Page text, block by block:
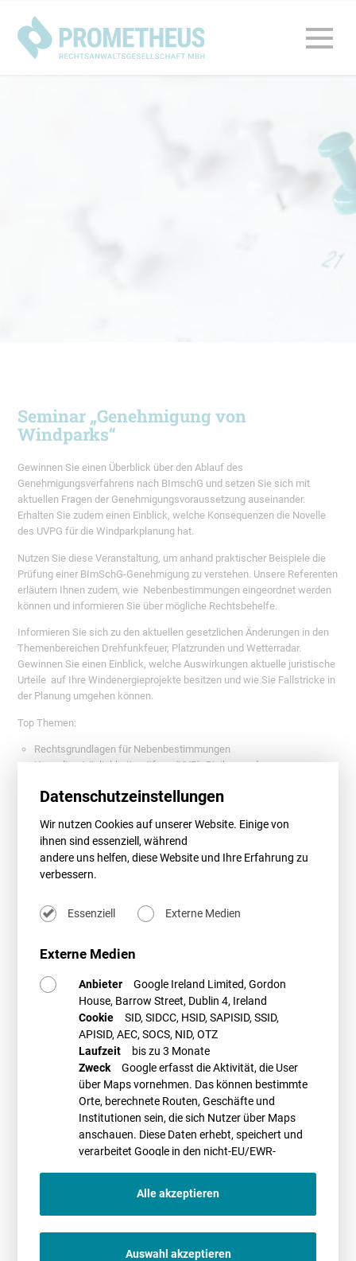
Seminar „Genehmigung von
Windparks“
Gewinnen Sie einen Überblick über den Ablauf des
Genehmigungsverfahrens nach BImschG und setzen Sie sich mit
aktuellen Fragen der Genehmigungsvoraussetzung auseinander.
Erhalten Sie zudem einen Einblick, welche Konsequenzen die Novelle
des UVPG für die Windparkplanung hat.
Nutzen Sie diese Veranstaltung, um anhand praktischer Beispiele die
Prüfung einer BImSchG-Genehmigung zu verstehen. Unsere Referenten
erläutern Ihnen zudem, wie Nebenbestimmungen eingeordnet werden
können und informieren Sie über mögliche Rechtsbehelfe.
Informieren Sie sich zu den aktuellen gesetzlichen Änderungen in den
Themenbereichen Drehfunkfeuer, Platzrunden und Wetterradar.
Gewinnen Sie einen Einblick, welche Auswirkungen aktuelle juristische
Urteile auf Ihre Windenergieprojekte besitzen und wie Sie Fallstricke in
der Planung umgehen können.
Top Themen:
Rechtsgrundlagen für Nebenbestimmungen
Umweltverträglichkeitsprüfung (UVP): Risiken und
Natur- und Artenschutz: Regelungsvarianten und
Immissionsschutzrecht in der Praxis
Luftverkehr und Windenergie: Überblick über die rechtlichen
Rahmenbedingungen und aktuelle Rechtssprechung
Luftverkehrsrechtliche Zustimmung nach § 14 LuftVG –
Weitere Informationen und das Programm zur Veranstaltung erhalten
PROMETHEUS Referent*innen
Christian Falke Dr. Dana Kupke
21.08.2018
Datenschutzeinstellungen
Wir nutzen Cookies auf unserer Website. Einige von
ihnen sind essenziell, während
andere uns helfen, diese Website und Ihre Erfahrung zu
verbessern.
Essenziell Externe Medien
Externe Medien
Anbieter
Google Ireland Limited, Gordon
House, Barrow Street, Dublin 4, Ireland
Cookie
SID, SIDCC, HSID, SAPISID, SSID,
APISID, AEC, SOCS, NID, OTZ
Laufzeit
bis zu 3 Monate
Zweck
Google erfasst die Aktivität, die User
über Maps vornehmen. Das können bestimmte
Orte, berechnete Routen, Geschäfte und
Institutionen sein, die sich Nutzer über Maps
anschauen. Diese Daten erhebt, speichert und
verarbeitet Google in den nicht-EU/EWR-
Alle akzeptieren
Auswahl akzeptieren